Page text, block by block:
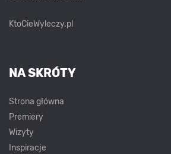
KtoCieWyleczy.pl
NA SKRÓTY
Strona główna
Premiery
Wizyty
Inspiracje